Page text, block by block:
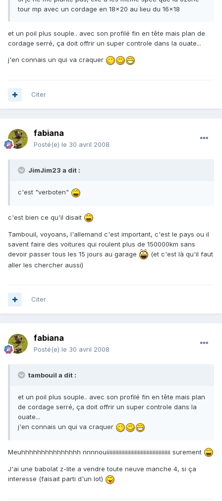
tour mp avec un cordage en 18x20 au lieu du 16x18
et un poil plus souple.. avec son profilé fin en tête mais plan de
cordage serré, ça doit offrir un super controle dans la ouate...
j'en connais un qui va craquer
Citer
fabiana
Posté(e) le 30 avril 2008
JimJim23 a dit :
c'est "verboten"
c'est bien ce qu'il disait
Tambouil, voyoans, l'allemand c'est important, c'est le pays ou il
savent faire des voitures qui roulent plus de 150000km sans
devoir passer tous les 15 jours au garage
(et c'est là qu'il faut
aller les chercher aussi)
Citer
fabiana
Posté(e) le 30 avril 2008
tambouil a dit :
et un poil plus souple.. avec son profilé fin en tête mais plan
de cordage serré, ça doit offrir un super controle dans la
ouate...
j'en connais un qui va craquer
Meuhhhhhhhhhhhhhhh nnnnouiiiiiiiiiiiiiiiiiiiiiiiiiiiiiiiiiiiiiiiiiii surement
J'ai une babolat z-lite a vendre toute neuve manche 4, si ça
interesse (faisait parti d'un lot)